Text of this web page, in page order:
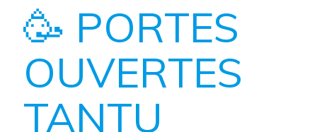
🥳 PORTES
OUVERTES
TANTU